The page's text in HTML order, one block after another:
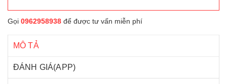
Gọi 0962958938 để được tư vấn miễn phí
MÔ TẢ
ĐÁNH GIÁ(APP)